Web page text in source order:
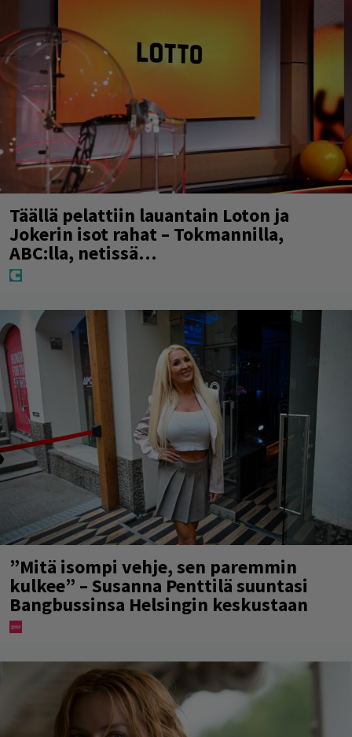
Täällä pelattiin lauantain Loton ja
Jokerin isot rahat – Tokmannilla,
ABC:lla, netissä…
”Mitä isompi vehje, sen paremmin
kulkee” – Susanna Penttilä suuntasi
Bangbussinsa Helsingin keskustaan